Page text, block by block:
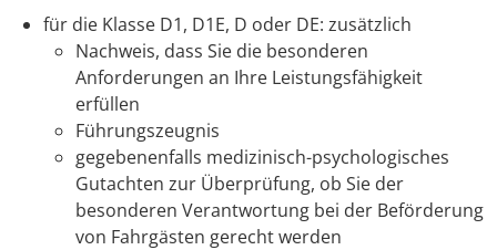
für die Klasse D1, D1E, D oder DE: zusätzlich
Nachweis, dass Sie die besonderen
Anforderungen an Ihre Leistungsfähigkeit
erfüllen
Führungszeugnis
gegebenenfalls medizinisch-psychologisches
Gutachten zur Überprüfung, ob Sie der
besonderen Verantwortung bei der Beförderung
von Fahrgästen gerecht werden